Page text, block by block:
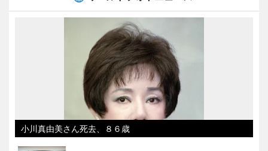
小川真由美さん死去、８６歳